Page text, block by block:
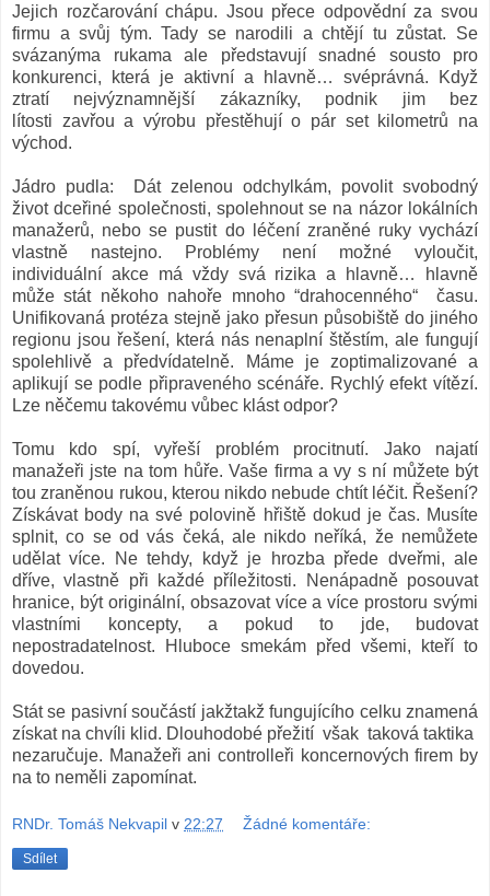
Jejich rozčarování chápu. Jsou přece odpovědní za svou
firmu a svůj tým. Tady se narodili a chtějí tu zůstat. Se
svázanýma rukama ale představují snadné sousto pro
konkurenci, která je aktivní a hlavně… svéprávná. Když
ztratí nejvýznamnější zákazníky, podnik jim bez
lítosti zavřou a výrobu přestěhují o pár set kilometrů na
východ.
Jádro pudla: Dát zelenou odchylkám, povolit svobodný
život dceřiné společnosti, spolehnout se na názor lokálních
manažerů, nebo se pustit do léčení zraněné ruky vychází
vlastně nastejno. Problémy není možné vyloučit,
individuální akce má vždy svá rizika a hlavně… hlavně
může stát někoho nahoře mnoho “drahocenného“ času.
Unifikovaná protéza stejně jako přesun působiště do jiného
regionu jsou řešení, která nás nenaplní štěstím, ale fungují
spolehlivě a předvídatelně. Máme je zoptimalizované a
aplikují se podle připraveného scénáře. Rychlý efekt vítězí.
Lze něčemu takovému vůbec klást odpor?
Tomu kdo spí, vyřeší problém procitnutí. Jako najatí
manažeři jste na tom hůře. Vaše firma a vy s ní můžete být
tou zraněnou rukou, kterou nikdo nebude chtít léčit. Řešení?
Získávat body na své polovině hřiště dokud je čas. Musíte
splnit, co se od vás čeká, ale nikdo neříká, že nemůžete
udělat více. Ne tehdy, když je hrozba přede dveřmi, ale
dříve, vlastně při každé příležitosti. Nenápadně posouvat
hranice, být originální, obsazovat více a více prostoru svými
vlastními koncepty, a pokud to jde, budovat
nepostradatelnost. Hluboce smekám před všemi, kteří to
dovedou.
Stát se pasivní součástí jakžtakž fungujícího celku znamená
získat na chvíli klid. Dlouhodobé přežití však taková taktika
nezaručuje. Manažeři ani controlleři koncernových firem by
na to neměli zapomínat.
RNDr. Tomáš Nekvapil v 22:27 Žádné komentáře:
Sdílet